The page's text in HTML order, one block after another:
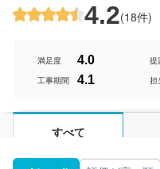
4.2(18件)
満足度 4.0 提
工事期間 4.1 担
すべて